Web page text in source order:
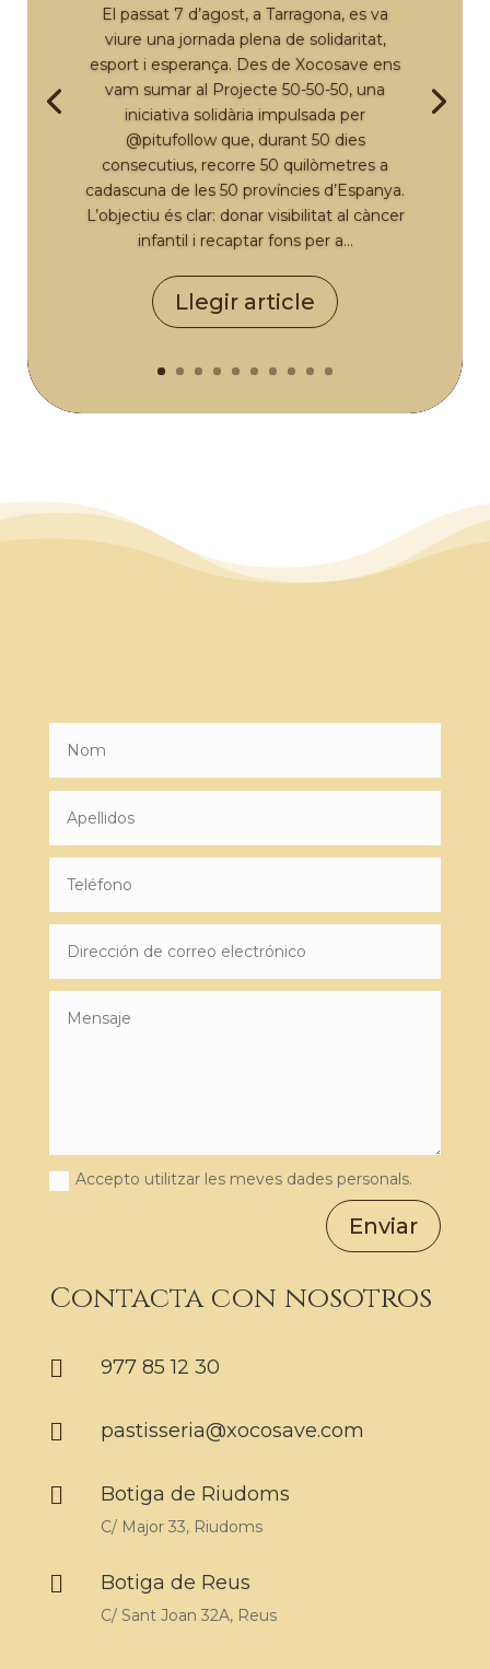
El passat 7 d’agost, a Tarragona, es va
viure una jornada plena de solidaritat,
esport i esperança. Des de Xocosave ens
vam sumar al Projecte 50-50-50, una
iniciativa solidària impulsada per
@pitufollow que, durant 50 dies
consecutius, recorre 50 quilòmetres a
cadascuna de les 50 províncies d’Espanya.
L’objectiu és clar: donar visibilitat al càncer
infantil i recaptar fons per a...
Llegir article
Accepto utilitzar les meves dades personals.
Enviar
Contacta con nosotros
 977 85 12 30
 pastisseria@xocosave.com
 Botiga de Riudoms
C/ Major 33, Riudoms
 Botiga de Reus
C/ Sant Joan 32A, Reus